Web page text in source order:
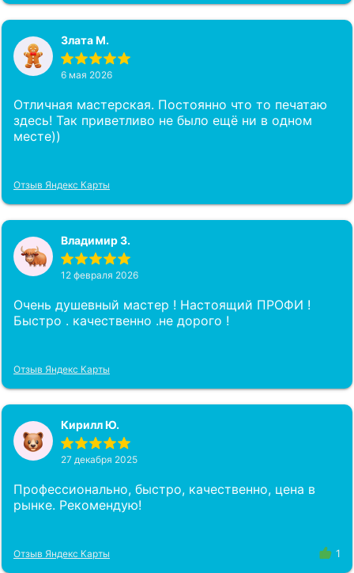
Злата М.
6 мая 2026
Отличная мастерская. Постоянно что то печатаю
здесь! Так приветливо не было ещё ни в одном
месте))
Отзыв Яндекс Карты
Владимир З.
12 февраля 2026
Очень душевный мастер ! Настоящий ПРОФИ !
Быстро . качественно .не дорого !
Отзыв Яндекс Карты
Кирилл Ю.
27 декабря 2025
Профессионально, быстро, качественно, цена в
рынке. Рекомендую!
Отзыв Яндекс Карты 1